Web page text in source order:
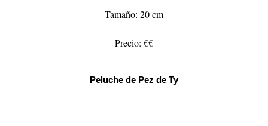
Tamaño: 20 cm
Precio: €€
Peluche de Pez de Ty